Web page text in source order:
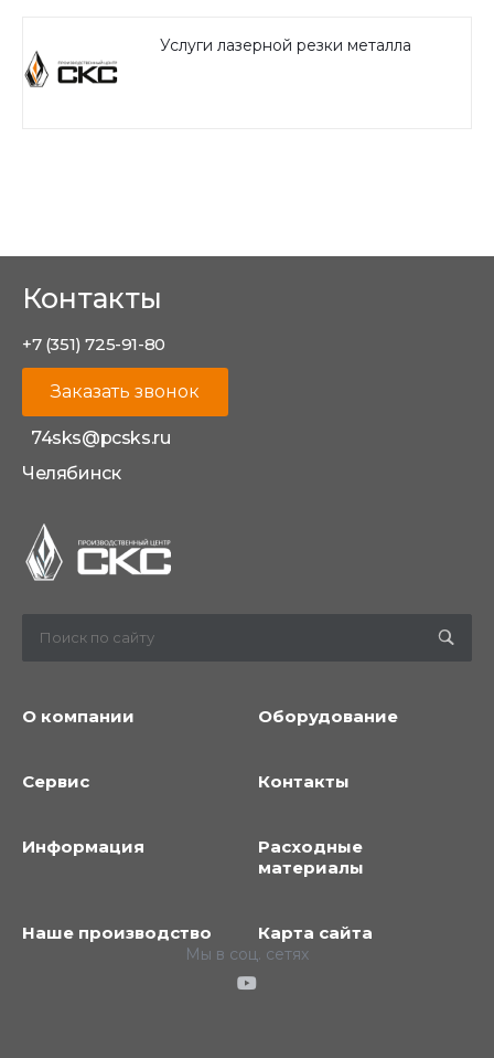
Услуги лазерной резки металла
Контакты
+7 (351) 725-91-80
Заказать звонок
74sks@pcsks.ru
Челябинск
О компании Оборудование
Сервис Контакты
Информация
Расходные
материалы
Наше производство Карта сайта
Мы в соц. сетях